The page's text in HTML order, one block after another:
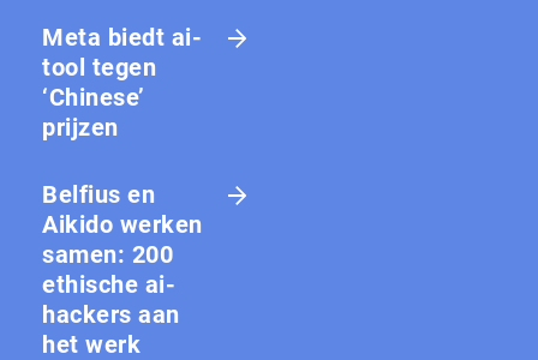
Meta biedt ai-
tool tegen
‘Chinese’
prijzen
Belfius en
Aikido werken
samen: 200
ethische ai-
hackers aan
het werk